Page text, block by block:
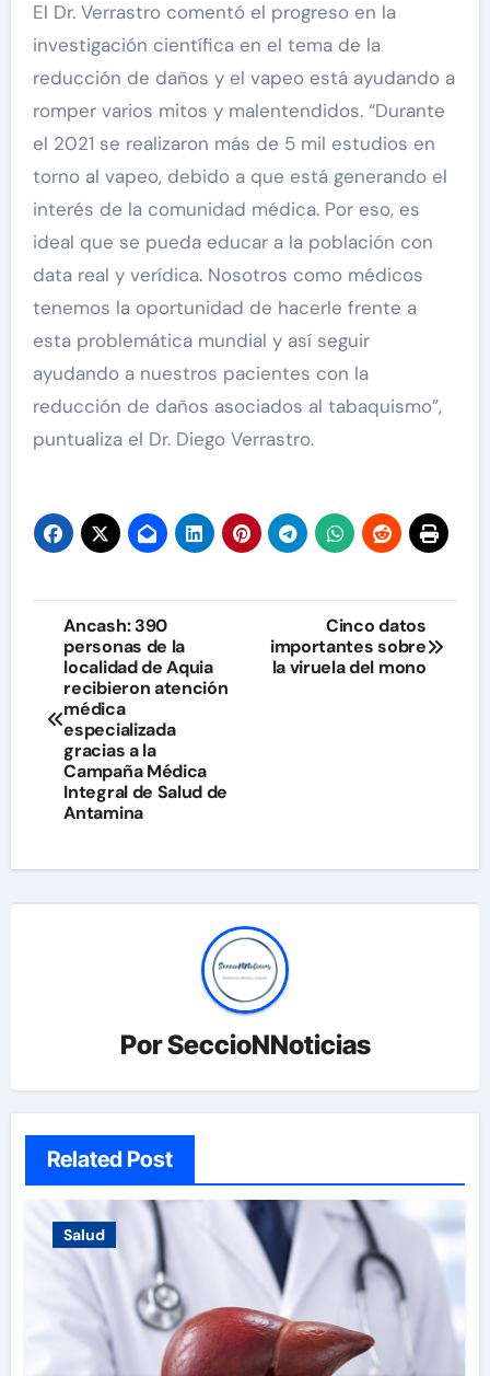
El Dr. Verrastro comentó el progreso en la
investigación científica en el tema de la
reducción de daños y el vapeo está ayudando a
romper varios mitos y malentendidos. “Durante
el 2021 se realizaron más de 5 mil estudios en
torno al vapeo, debido a que está generando el
interés de la comunidad médica. Por eso, es
ideal que se pueda educar a la población con
data real y verídica. Nosotros como médicos
tenemos la oportunidad de hacerle frente a
esta problemática mundial y así seguir
ayudando a nuestros pacientes con la
reducción de daños asociados al tabaquismo”,
puntualiza el Dr. Diego Verrastro.
Navegación
de
entradas
Ancash: 390
personas de la
localidad de Aquia
recibieron atención
médica
especializada
gracias a la
Campaña Médica
Integral de Salud de
Antamina
Cinco datos
importantes sobre
la viruela del mono
PorSeccioNNoticias
Related Post
Salud